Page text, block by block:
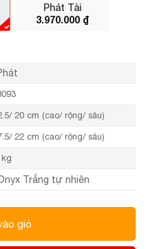
Phát Tài
3.970.000 ₫
20 cm (cao/ rộng/ sâu)
22 cm (cao/ rộng/ sâu)
kg
Trắng tự nhiên
giỏ